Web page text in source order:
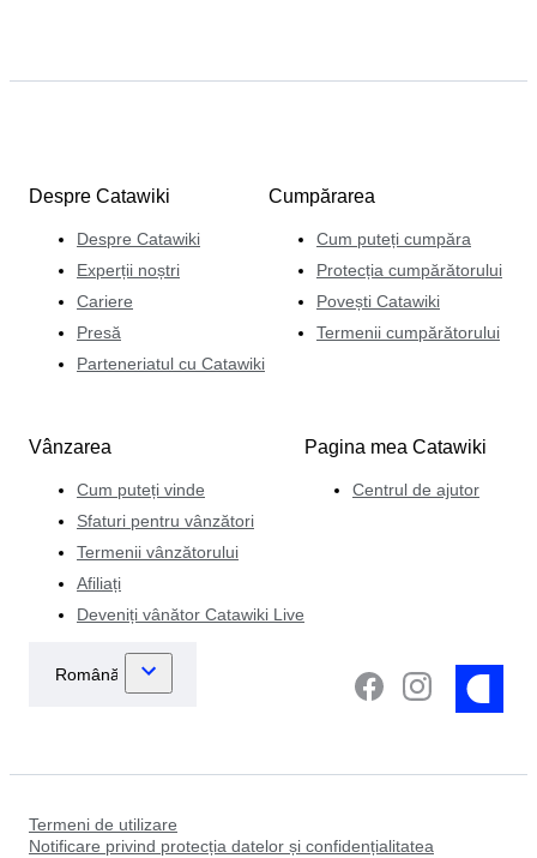
Despre Catawiki
Despre Catawiki
Experții noștri
Cariere
Presă
Parteneriatul cu Catawiki
Cumpărarea
Cum puteți cumpăra
Protecția cumpărătorului
Povești Catawiki
Termenii cumpărătorului
Vânzarea
Cum puteți vinde
Sfaturi pentru vânzători
Termenii vânzătorului
Afiliați
Deveniți vânător Catawiki Live
Pagina mea Catawiki
Centrul de ajutor
Termeni de utilizare
Notificare privind protecția datelor și confidențialitatea